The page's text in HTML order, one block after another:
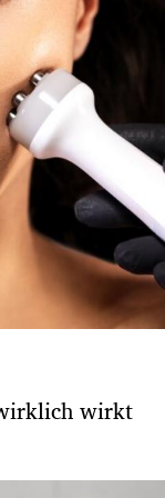
wirkt